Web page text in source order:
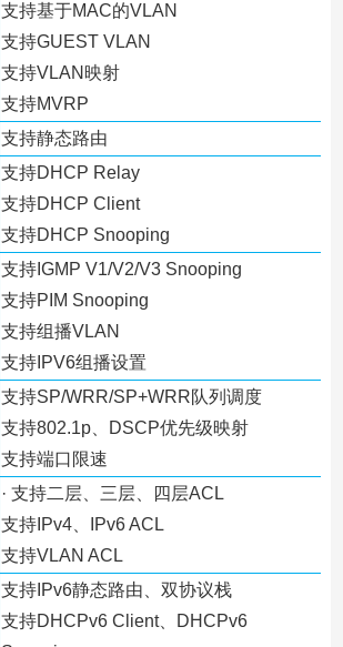
支持基于MAC的VLAN
支持GUEST VLAN
支持VLAN映射
支持MVRP
支持静态路由
支持DHCP Relay
支持DHCP Client
支持DHCP Snooping
支持IGMP V1/V2/V3 Snooping
支持PIM Snooping
支持组播VLAN
支持IPV6组播设置
支持SP/WRR/SP+WRR队列调度
支持802.1p、DSCP优先级映射
支持端口限速
· 支持二层、三层、四层ACL
支持IPv4、IPv6 ACL
支持VLAN ACL
支持IPv6静态路由、双协议栈
支持DHCPv6 Client、DHCPv6